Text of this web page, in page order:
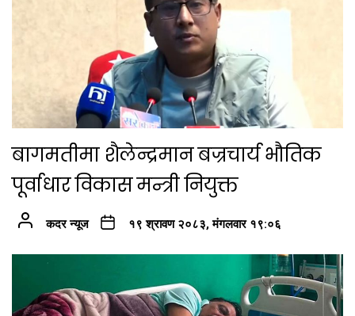
बागमतीमा शैलेन्द्रमान बज्रचार्य भौतिक
पूर्वाधार विकास मन्त्री नियुक्त
कदर न्यूज १९ श्रावण २०८३, मंगलवार १९:०६